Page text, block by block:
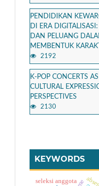
PENDIDIKAN
DI ERA
DAN PELUANG
MEMBENTUK
2192
K-POP CONCERTS
CULTURAL
PERSPECTIVES
2130
KEYWORDS
seleksi anggota